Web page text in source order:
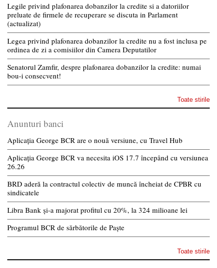
Legile privind plafonarea dobanzilor la credite si a datoriilor
preluate de firmele de recuperare se discuta in Parlament
(actualizat)
Legea privind plafonarea dobanzilor la credite nu a fost inclusa pe
ordinea de zi a comisiilor din Camera Deputatilor
Senatorul Zamfir, despre plafonarea dobanzilor la credite: numai
bou-i consecvent!
Toate stirile
Anunturi banci
Aplicația George BCR are o nouă versiune, cu Travel Hub
Aplicația George BCR va necesita iOS 17.7 începând cu versiunea
26.26
BRD aderă la contractul colectiv de muncă încheiat de CPBR cu
sindicatele
Libra Bank și-a majorat profitul cu 20%, la 324 milioane lei
Programul BCR de sărbătorile de Paște
Toate stirile